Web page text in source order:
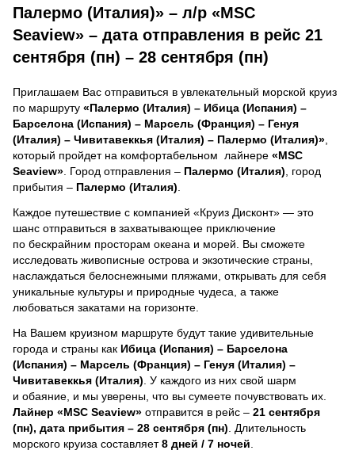
Палермо (Италия)» – л/р «MSC
Seaview» – дата отправления в рейс 21
сентября (пн) – 28 сентября (пн)
Приглашаем Вас отправиться в увлекательный морской круиз
по маршруту «Палермо (Италия) – Ибица (Испания) –
Барселона (Испания) – Марсель (Франция) – Генуя
(Италия) – Чивитавеккья (Италия) – Палермо (Италия)»
который пройдет на комфортабельном лайнере «MSC
Seaview» . Город отправления – Палермо (Италия) , город
прибытия – Палермо (Италия)
Каждое путешествие с компанией «Круиз Дисконт» — это
шанс отправиться в захватывающее приключение
по бескрайним просторам океана и морей. Вы сможете
исследовать живописные острова и экзотические страны,
наслаждаться белоснежными пляжами, открывать для себя
уникальные культуры и природные чудеса, а также
любоваться закатами на горизонте.
На Вашем круизном маршруте будут такие удивительные
города и страны как Ибица (Испания) – Барселона
(Испания) – Марсель (Франция) – Генуя (Италия) –
Чивитавеккья (Италия) . У каждого из них свой шарм
и обаяние, и мы уверены, что вы сумеете почувствовать их.
Лайнер «MSC Seaview» отправится в рейс – 21 сентября
(пн), дата прибытия – 28 сентября (пн) . Длительность
морского круиза составляет8 дней / 7 ночей